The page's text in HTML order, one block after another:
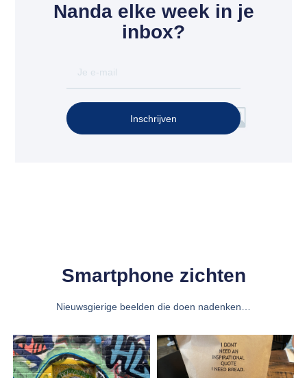
Nanda elke week in je
inbox?
Inschrijven
Smartphone zichten
Nieuwsgierige beelden die doen nadenken…